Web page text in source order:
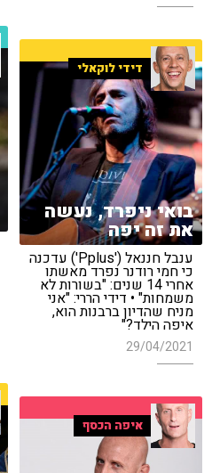
דידי לוקאלי
בואי ניפרד, נעשה
את זה יפה
ענבל חננאל ('Pplus') עדכנה
כי חמי רודנר נפרד מאשתו
אחרי 14 שנים: "בשורות לא
משמחות" • דידי הררי: "אני
מניח שהדיון ברבנות הוא,
איפה הילד?"
29/04/2021
איפה הכסף